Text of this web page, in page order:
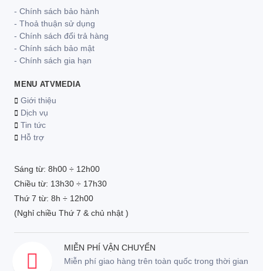
- Chính sách bảo hành
- Thoả thuận sử dụng
- Chính sách đổi trả hàng
- Chính sách bảo mật
- Chính sách gia hạn
MENU ATVMEDIA
Giới thiệu
Dịch vụ
Tin tức
Hỗ trợ
Sáng từ: 8h00 ÷ 12h00
Chiều từ: 13h30 ÷ 17h30
Thứ 7 từ: 8h ÷ 12h00
(Nghỉ chiều Thứ 7 & chủ nhật )
MIỄN PHÍ VẬN CHUYỂN
Miễn phí giao hàng trên toàn quốc trong thời gian